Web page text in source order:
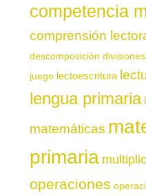
competencia
comprensión
descomposición divisiones
juego lectoescritura
lengua primaria
matemáticas
primaria
operaciones